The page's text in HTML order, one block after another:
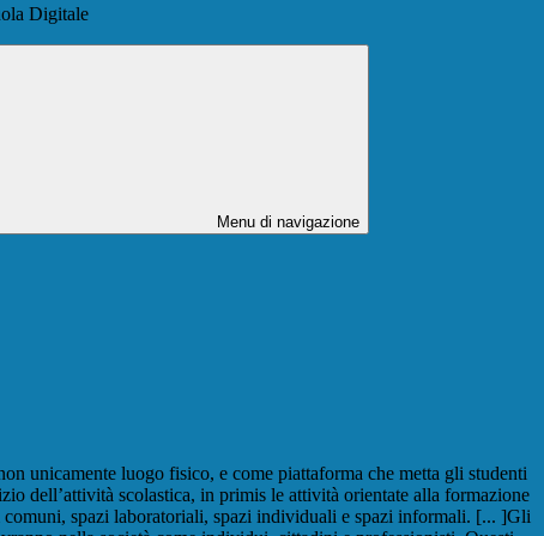
Digitale
Menu di navigazione
unicamente luogo fisico, e come piattaforma che metta gli studenti
dell’attività scolastica, in primis le attività orientate alla formazione
spazi laboratoriali, spazi individuali e spazi informali. [... ]Gli